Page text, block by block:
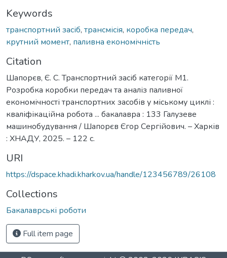
Keywords
транспортний засіб, трансмісія, коробка передач,
крутний момент, паливна економічність
Citation
Шапорєв, Є. С. Транспортний засіб категорії М1.
Розробка коробки передач та аналіз паливної
економічності транспортних засобів у міському циклі :
кваліфікаційна робота ... бакалавра : 133 Галузеве
машинобудування / Шапорєв Єгор Сергійович. – Харків
: ХНАДУ, 2025. – 122 с.
URI
https://dspace.khadi.kharkov.ua/handle/123456789/26108
Collections
Бакалаврські роботи
Full item page